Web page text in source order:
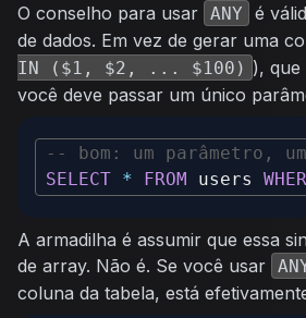
O conselho para usar ANY
é
de dados. Em vez de gerar uma
IN ($1, $2, ... $100) ),
você deve passar um único
-- bom: um parâmetro,
SELECT * FROM users
A armadilha é assumir que essa
de array. Não é. Se você usar
coluna da tabela, está